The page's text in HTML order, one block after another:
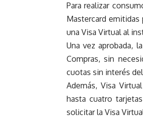
Para realizar
Mastercard
una Visa Virtual al
Una vez aprobada,
Compras, sin
cuotas sin interés
Además, Visa
hasta cuatro
solicitar la Visa